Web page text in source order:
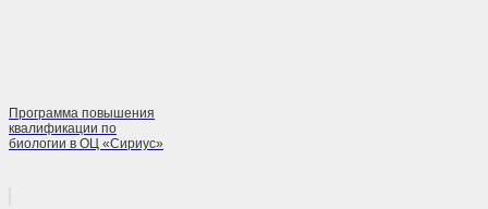
Программа повышения
квалификации по
биологии в ОЦ «Сириус»